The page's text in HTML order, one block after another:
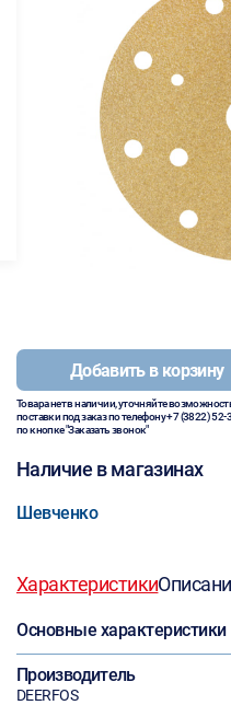
Добавить в корзину
Товара нет в наличии, уточняйте
поставки под заказ по телефону+7 (3822) 52-
по кнопке "Заказать звонок"
Наличие в магазинах
Шевченко
Характеристики
Основные характеристики
Производитель
DEERFOS